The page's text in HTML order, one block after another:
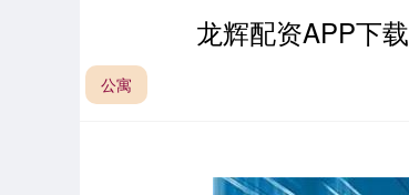
龙辉配资APP下
公寓